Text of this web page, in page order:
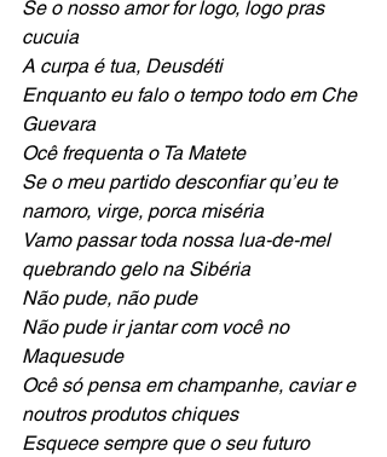
Se o nosso amor for logo, logo pras
cucuia
A curpa é tua, Deusdéti
Enquanto eu falo o tempo todo em Che
Guevara
Ocê frequenta o Ta Matete
Se o meu partido desconfiar qu’eu te
namoro, virge, porca miséria
Vamo passar toda nossa lua-de-mel
quebrando gelo na Sibéria
Não pude, não pude
Não pude ir jantar com você no
Maquesude
Ocê só pensa em champanhe, caviar e
noutros produtos chiques
Esquece sempre que o seu futuro